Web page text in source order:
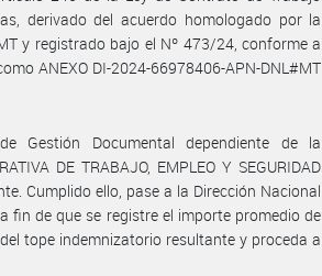
derivado del acuerdo homologado por la
y registrado bajo el Nº 473/24, conforme a
ANEXO DI-2024-66978406-APN-DNL#MT
Gestión Documental dependiente de la
DE TRABAJO, EMPLEO Y SEGURIDAD
Cumplido ello, pase a la Dirección Nacional
fin de que se registre el importe promedio de
tope indemnizatorio resultante y proceda a